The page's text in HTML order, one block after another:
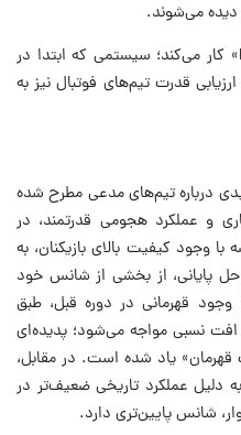
این مدل بر پایه سیستم «Elo rating» کار می‌کند؛ سیستمی که ابتدا در
قدرت تیم‌های فوتبال نیز به
درباره تیم‌های مدعی مطرح شده
و عملکرد هجومی قدرتمند، در
وجود کیفیت بالای بازیکنان، به
پایانی، از بخشی از شانس خود
وجود قهرمانی در دوره قبل، طبق
افت نسبی مواجه می‌شود؛ پدیده‌ای
قهرمان» یاد شده است. در مقابل،
دلیل عملکرد تاریخی ضعیف‌تر در
شانس پایین‌تری دارد.